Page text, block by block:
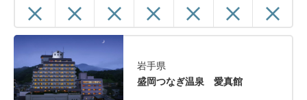
岩手県
盛岡つなぎ温泉 愛真館